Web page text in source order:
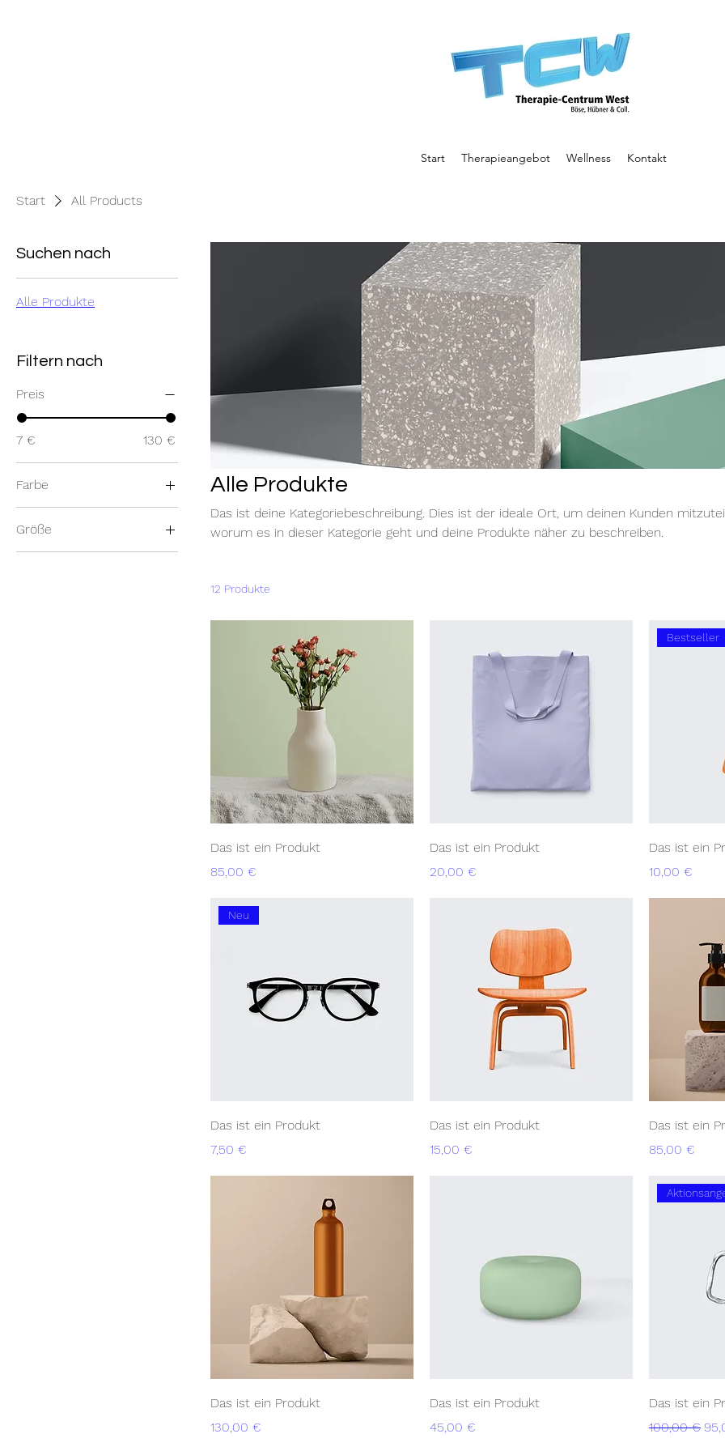
Start Therapieangebot Wellness Kontakt
Start All Products
Suchen nach
Alle Produkte
Filtern nach
Preis
7 € 130 €
Farbe
Größe
250 ml
Alle Produkte
Das ist deine Kategoriebeschreibung. Dies ist der ideale Ort, um deinen Kunden
worum es in dieser Kategorie geht und deine Produkte näher zu beschreiben.
12 Produkte
Das ist ein Produkt
Preis
85,00 €
Das ist ein Produkt
Preis
20,00 €
Bestseller
Das ist ein
Preis
10,00 €
Neu
Das ist ein Produkt
Preis
7,50 €
Das ist ein Produkt
Preis
15,00 €
Das ist ein
Preis
85,00 €
Das ist ein Produkt
Preis
130,00 €
Das ist ein Produkt
Preis
45,00 €
Das ist ein
100,00 €